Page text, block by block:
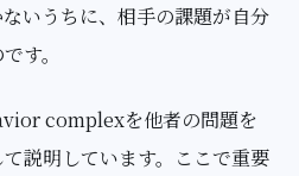
いうちに、相手の課題が自分
す。
complexを他者の問題を
説明しています。ここで重要